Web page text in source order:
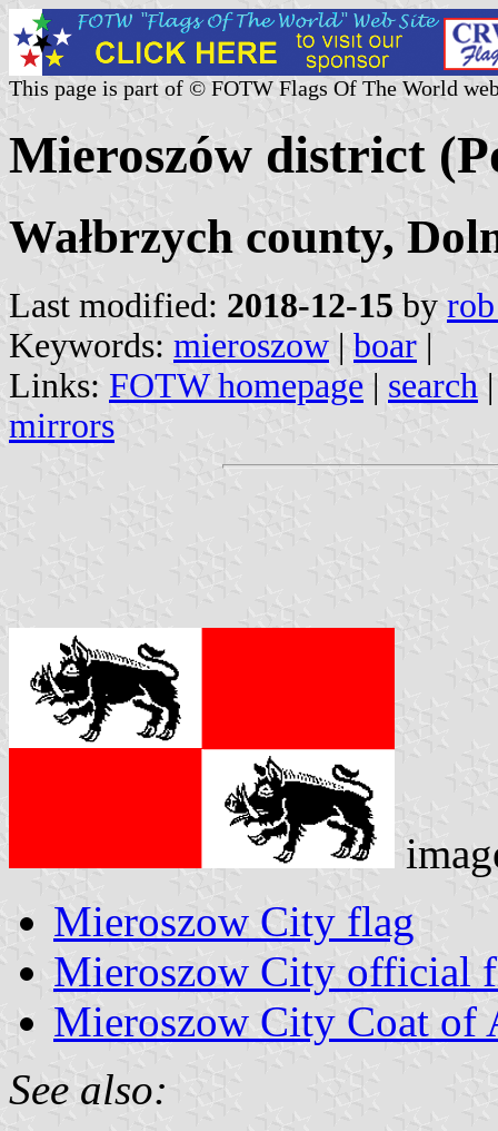
This page is part of © FOTW Flags Of The World
Mieroszów district
Wałbrzych county,
Last modified: 2018-12-15 by
Keywords: mieroszow | boar |
Links: FOTW homepage | search
mirrors
Mieroszow City flag
Mieroszow City official
Mieroszow City Coat of
See also: